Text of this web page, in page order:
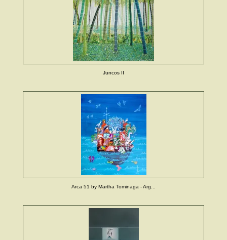
Juncos II
Arca 51 by Martha Tominaga - Arg...